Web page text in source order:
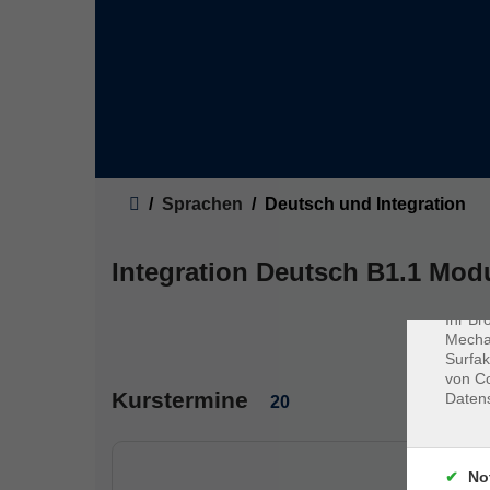
Sprachen Deutsch und Integration
Integration Deutsch B1.1
Kurstermine 20
Ihr
von